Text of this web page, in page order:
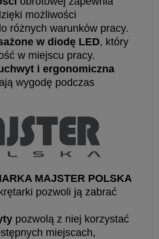
możliwości
różnych warunków pracy.
w diodę LED, który
w miejscu pracy.
i ergonomiczna
wygodę podczas
MAJSTER POLSKA
pozwoli ją zabrać
pozwolą z niej korzystać
miejscach,